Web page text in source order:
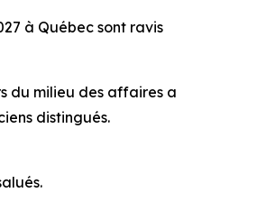
à Québec sont ravis
du milieu des affaires a
distingués.